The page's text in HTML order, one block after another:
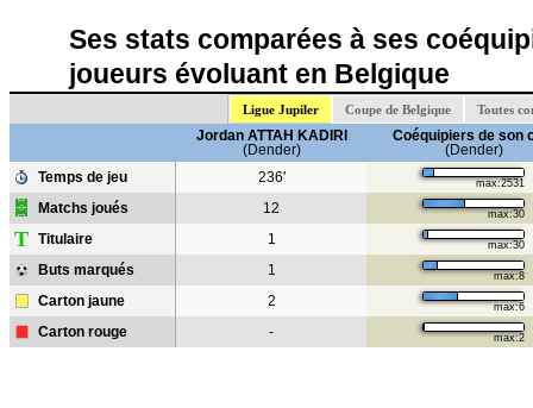
Ses stats comparées à ses
joueurs évoluant en Belgique
Ligue Jupiler Coupe de Belgique Toutes
Jordan ATTAH KADIRI
(Dender)
Coéquipiers de son
(Dender)
Temps de jeu
236' max:2531
Matchs joués 12 max:30
T Titulaire 1 max:30
Buts marqués 1 max:8
Carton jaune 2 max:6
Carton rouge - max:2